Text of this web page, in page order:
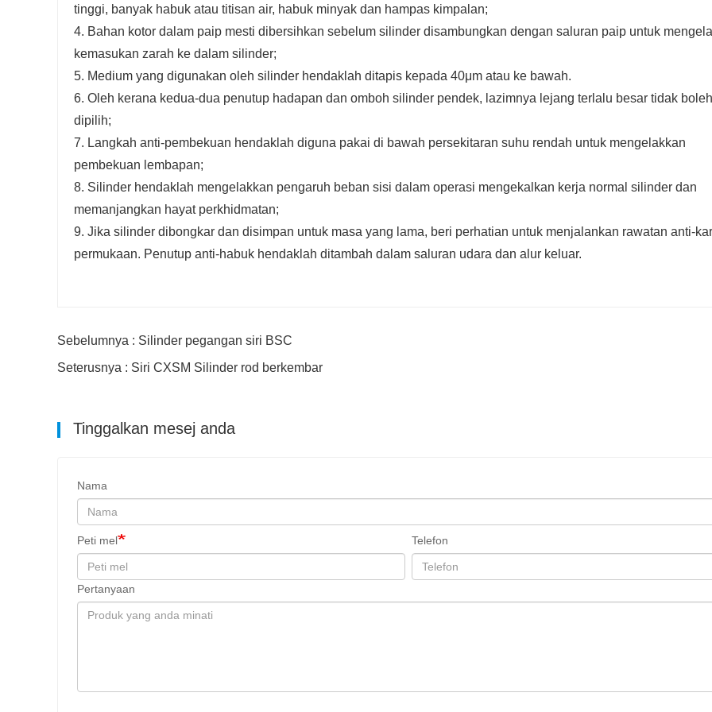
tinggi, banyak habuk atau titisan air, habuk minyak dan hampas kimpalan;
4. Bahan kotor dalam paip mesti dibersihkan sebelum silinder disambungkan dengan saluran paip untuk
kemasukan zarah ke dalam silinder;
5. Medium yang digunakan oleh silinder hendaklah ditapis kepada 40μm atau ke bawah.
6. Oleh kerana kedua-dua penutup hadapan dan omboh silinder pendek, lazimnya lejang terlalu besar tidak boleh
dipilih;
7. Langkah anti-pembekuan hendaklah diguna pakai di bawah persekitaran suhu rendah untuk mengelakkan
pembekuan lembapan;
8. Silinder hendaklah mengelakkan pengaruh beban sisi dalam operasi mengekalkan kerja normal silinder dan
memanjangkan hayat perkhidmatan;
9. Jika silinder dibongkar dan disimpan untuk masa yang lama, beri perhatian untuk menjalankan rawatan anti-
permukaan. Penutup anti-habuk hendaklah ditambah dalam saluran udara dan alur keluar.
Sebelumnya : Silinder pegangan siri BSC
Seterusnya : Siri CXSM Silinder rod berkembar
Tinggalkan mesej anda
Nama
Peti mel Telefon
Pertanyaan